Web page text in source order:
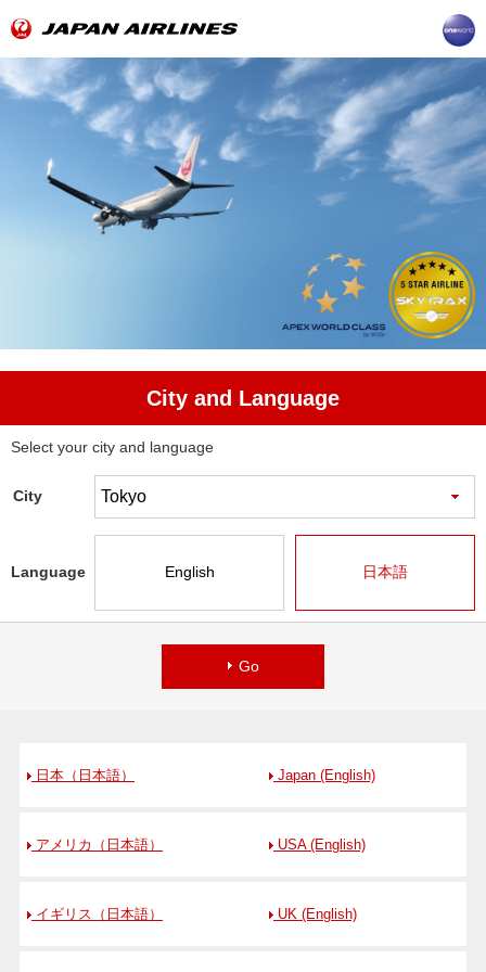
City and Language
Select your city and language
City
Language English 日本語
Go
日本（日本語） Japan (English)
アメリカ（日本語） USA (English)
イギリス（日本語） UK (English)